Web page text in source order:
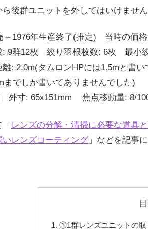
ら後群ユニットを外してはいけませ
～1976年生産終了(推定) 当時の価
: 9群12枚 絞り羽根枚数: 6枚 最小
: 2.0m(タムロンHPには1.5mと書
までしか書いてありませんでした)
外寸: 65x151mm 焦点移動量: 8/
レンズの分解・清掃に必要な道具
いレンズコーティング 」などを記事
①1群レンズユニットの取